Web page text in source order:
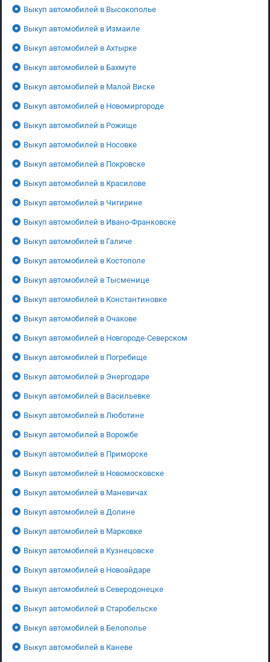
Выкуп автомобилей в Высокополье
Выкуп автомобилей в Измаиле
Выкуп автомобилей в Ахтырке
Выкуп автомобилей в Бахмуте
Выкуп автомобилей в Малой Виске
Выкуп автомобилей в Новомиргороде
Выкуп автомобилей в Рожище
Выкуп автомобилей в Носовке
Выкуп автомобилей в Покровске
Выкуп автомобилей в Красилове
Выкуп автомобилей в Чигирине
Выкуп автомобилей в Ивано-Франковске
Выкуп автомобилей в Галиче
Выкуп автомобилей в Костополе
Выкуп автомобилей в Тысменице
Выкуп автомобилей в Константиновке
Выкуп автомобилей в Очакове
Выкуп автомобилей в Новгороде-Северском
Выкуп автомобилей в Погребище
Выкуп автомобилей в Энергодаре
Выкуп автомобилей в Васильевке
Выкуп автомобилей в Люботине
Выкуп автомобилей в Ворожбе
Выкуп автомобилей в Приморске
Выкуп автомобилей в Новомосковске
Выкуп автомобилей в Маневичах
Выкуп автомобилей в Долине
Выкуп автомобилей в Марковке
Выкуп автомобилей в Кузнецовске
Выкуп автомобилей в Новоайдаре
Выкуп автомобилей в Северодонецке
Выкуп автомобилей в Старобельске
Выкуп автомобилей в Белополье
Выкуп автомобилей в Каневе